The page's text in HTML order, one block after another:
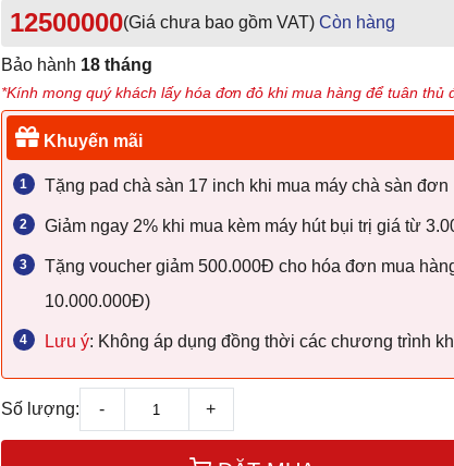
12500000(Giá chưa bao gồm VAT) Còn hàng
Bảo hành 18 tháng
*Kính mong quý khách lấy hóa đơn đỏ khi mua hàng để tuân thủ
Khuyến mãi
Tặng pad chà sàn 17 inch khi mua máy chà sàn đơn
Giảm ngay 2% khi mua kèm máy hút bụi trị giá từ
Tặng voucher giảm 500.000Đ cho hóa đơn mua
10.000.000Đ)
Lưu ý: Không áp dụng đồng thời các chương trình
Số lượng: - +